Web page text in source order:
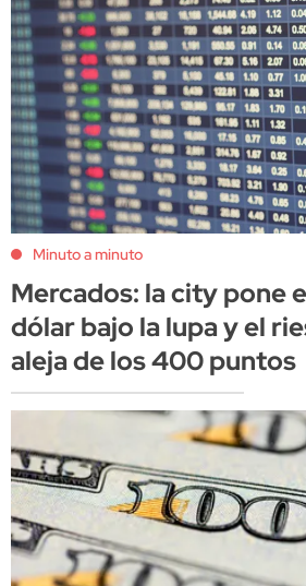
Minuto a minuto
Mercados: la city pone
dólar bajo la lupa y el
aleja de los 400 puntos